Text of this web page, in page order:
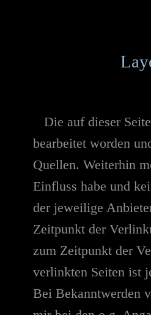
Die auf dieser
bearbeitet worden
Quellen. Weiterhin
Einfluss habe und
der jeweilige
Zeitpunkt der
zum Zeitpunkt der
verlinkten Seiten ist
Bei Bekanntwerden